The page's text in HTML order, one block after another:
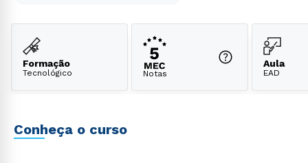
Formação
Tecnológico Notas
Aula
EAD
Conheça o curso